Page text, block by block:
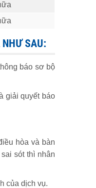
NHƯ SAU:
báo sơ bộ
giải quyết báo
hòa và bàn
sót thì nhân
của dịch vụ.